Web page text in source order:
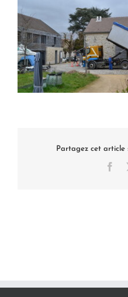
Partagez cet article